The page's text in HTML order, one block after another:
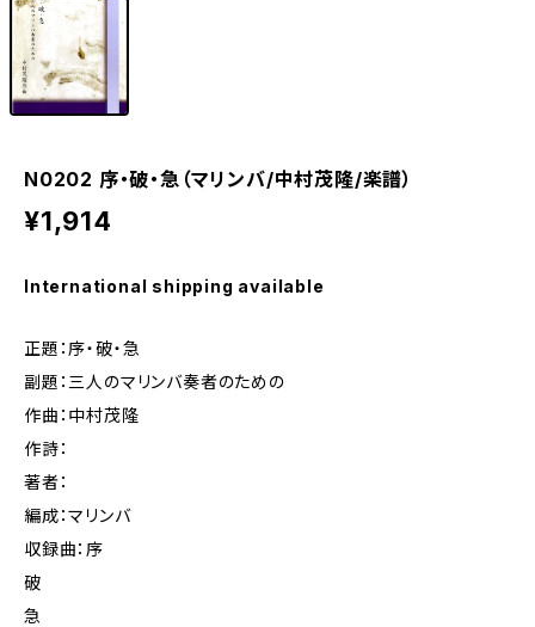
N0202 序・破・急（マリンバ/中村茂隆/楽譜）
¥1,914
International shipping available
正題：序・破・急
副題：三人のマリンバ奏者のための
作曲：中村茂隆
作詩：
著者：
編成：マリンバ
収録曲：序
破
急